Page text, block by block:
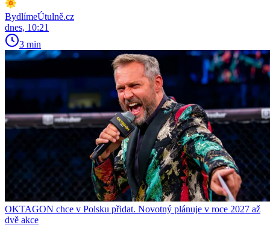
BydlímeÚtulně.cz
dnes, 10:21
3 min
OKTAGON chce v Polsku přidat. Novotný plánuje v roce 2027 až
dvě akce